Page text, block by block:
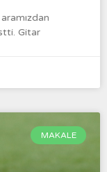
Gitar
MAKALE